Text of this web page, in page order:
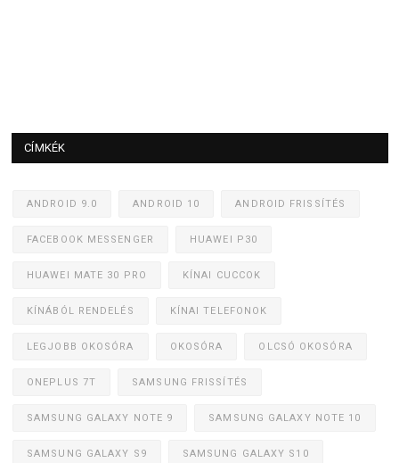
CÍMKÉK
ANDROID 9.0 ANDROID 10 ANDROID FRISSÍTÉS
FACEBOOK MESSENGER HUAWEI P30
HUAWEI MATE 30 PRO KÍNAI CUCCOK
KÍNÁBÓL RENDELÉS KÍNAI TELEFONOK
LEGJOBB OKOSÓRA OKOSÓRA OLCSÓ OKOSÓRA
ONEPLUS 7T SAMSUNG FRISSÍTÉS
SAMSUNG GALAXY NOTE 9 SAMSUNG GALAXY NOTE 10
SAMSUNG GALAXY S9 SAMSUNG GALAXY S10